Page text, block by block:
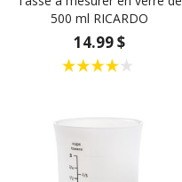
500 ml RICARDO
14.99 $